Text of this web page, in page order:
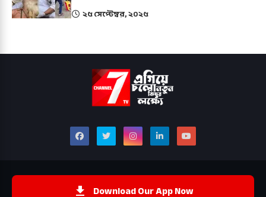
২৫ সেপ্টেম্বর, ২০২৫
Download Our App Now